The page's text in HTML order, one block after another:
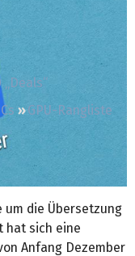
„Deals“
GPU-Rangliste
um die Übersetzung
hat sich eine
Anfang Dezember